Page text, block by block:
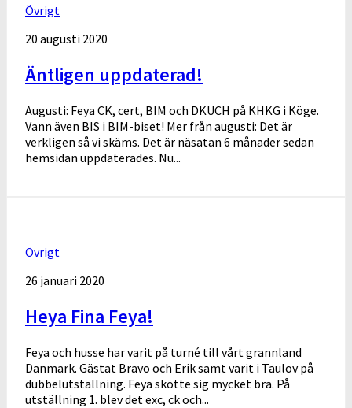
Övrigt
20 augusti 2020
Äntligen uppdaterad!
Augusti: Feya CK, cert, BIM och DKUCH på KHKG i Köge.
Vann även BIS i BIM-biset! Mer från augusti: Det är
verkligen så vi skäms. Det är näsatan 6 månader sedan
hemsidan uppdaterades. Nu...
Övrigt
26 januari 2020
Heya Fina Feya!
Feya och husse har varit på turné till vårt grannland
Danmark. Gästat Bravo och Erik samt varit i Taulov på
dubbelutställning. Feya skötte sig mycket bra. På
utställning 1. blev det exc, ck och...